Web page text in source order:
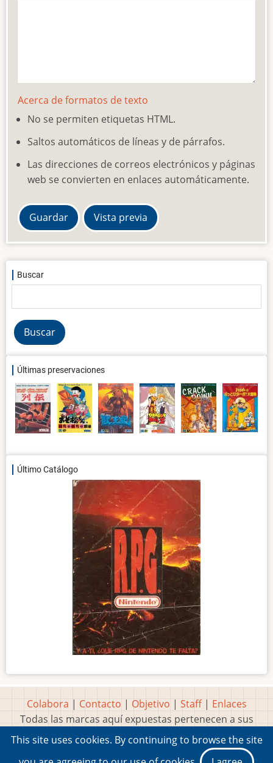
Acerca de formatos de texto
No se permiten etiquetas HTML.
Saltos automáticos de líneas y de párrafos.
Las direcciones de correos electrónicos y páginas
web se convierten en enlaces automáticamente.
Buscar
Últimas preservaciones
Último Catálogo
Colabora | Contacto | Objetivo | Staff| Enlaces
Todas las marcas aquí expuestas pertenecen a sus
respectivos y legítimos dueños
Idea, página, contenidos y diseños creados porMarty
This site uses cookies. By continuing to browse the site